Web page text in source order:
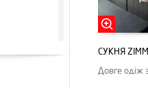
СУКНЯ
Довге одіж